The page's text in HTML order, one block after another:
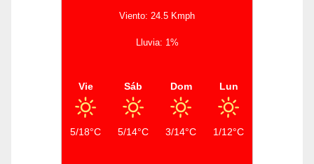
Viento: 24.5 Kmph
Lluvia: 1%
Vie
5/18°C
Sáb
5/14°C
Dom
3/14°C
Lun
1/12°C